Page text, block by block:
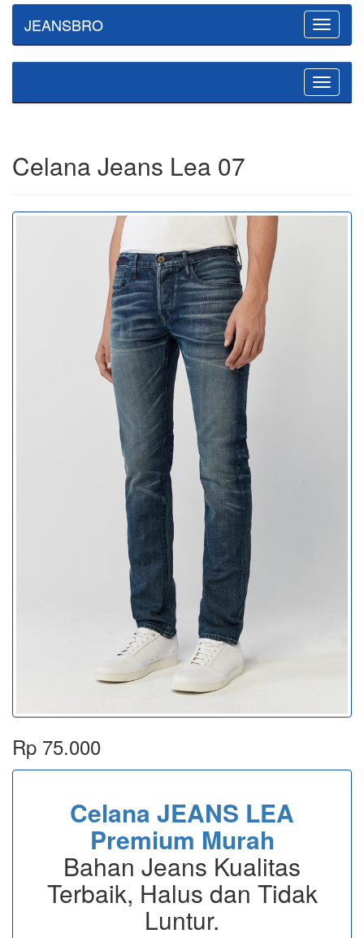
Toggle
JEANSBRO
Toggle
Celana Jeans Lea 07
Rp 75.000
Celana JEANS LEA
Premium Murah
Bahan Jeans Kualitas
Terbaik, Halus dan Tidak
Luntur.